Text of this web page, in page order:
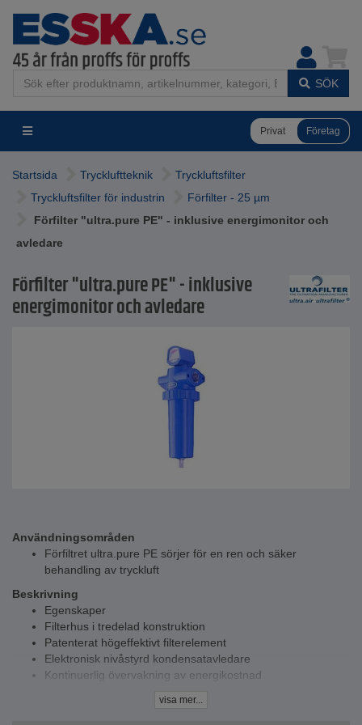
SÖK
Privat Företag
Startsida Tryckluftteknik
Tryckluftsfilter
Tryckluftsfilter för industrin
Förfilter - 25 µm
Förfilter "ultra.pure PE" - inklusive energimonitor och
avledare
Förfilter "ultra.pure PE" - inklusive
energimonitor och avledare
Användningsområden
Förfiltret ultra.pure PE sörjer för en ren och säker
behandling av tryckluft
Beskrivning
Egenskaper
Filterhus i tredelad konstruktion
Patenterat högeffektivt filterelement
Elektronisk nivåstyrd kondensatavledare
Kontinuerlig övervakning av energikostnad
och plisserteknik når det högeffektiva filterelementet en
visa mer...